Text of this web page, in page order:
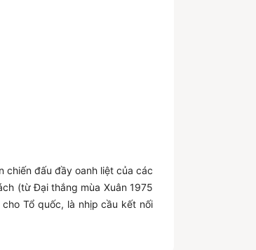
chiến đấu đầy oanh liệt của các
(từ Đại thắng mùa Xuân 1975
Tổ quốc, là nhịp cầu kết nối